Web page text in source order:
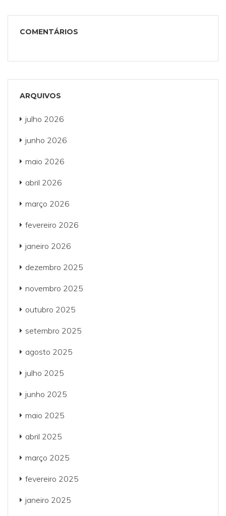
COMENTÁRIOS
ARQUIVOS
julho 2026
junho 2026
maio 2026
abril 2026
março 2026
fevereiro 2026
janeiro 2026
dezembro 2025
novembro 2025
outubro 2025
setembro 2025
agosto 2025
julho 2025
junho 2025
maio 2025
abril 2025
março 2025
fevereiro 2025
janeiro 2025